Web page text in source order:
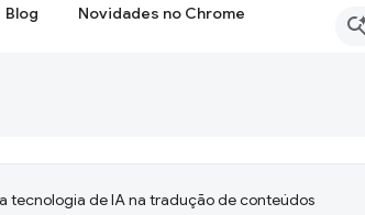
Blog Novidades no Chrome
tecnologia de IA na tradução de conteúdos